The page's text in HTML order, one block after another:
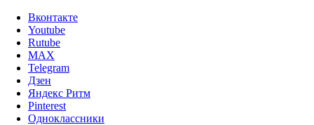
Вконтакте
Youtube
Rutube
MAX
Telegram
Дзен
Яндекс Ритм
Pinterest
Одноклассники